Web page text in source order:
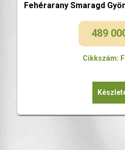
Fehérarany Smaragd
489
Cikkszám: